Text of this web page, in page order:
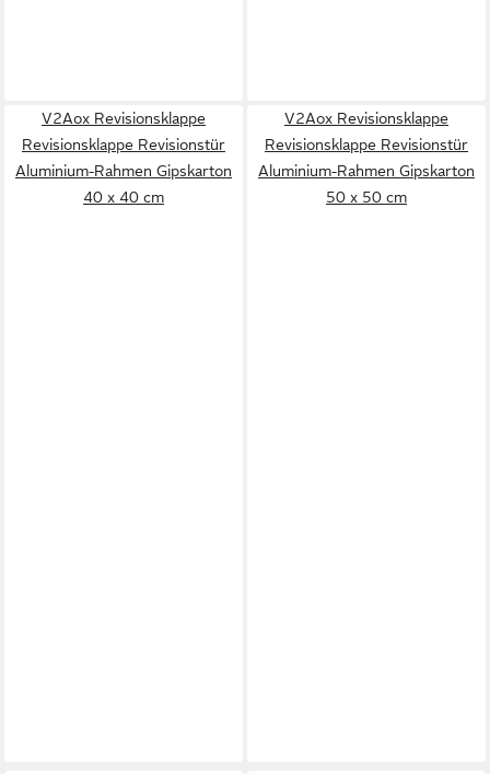
V2Aox Revisionsklappe
Revisionsklappe Revisionstür
Aluminium-Rahmen Gipskarton
40 x 40 cm
V2Aox Revisionsklappe
Revisionsklappe Revisionstür
Aluminium-Rahmen Gipskarton
50 x 50 cm